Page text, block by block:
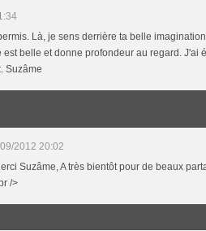
Là, je sens derrière ta belle
est belle et donne profondeur au regard. J'ai
Suzâme
2012 20:02
Suzâme, A très bientôt pour de beaux
/>